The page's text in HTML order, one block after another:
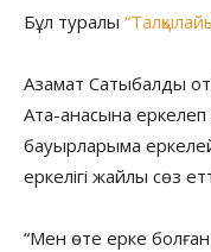
Бұл туралы
Азамат Сатыбалды
Ата-анасына еркелеп
бауырларыма
еркелігі жайлы сөз
“Мен өте ерке